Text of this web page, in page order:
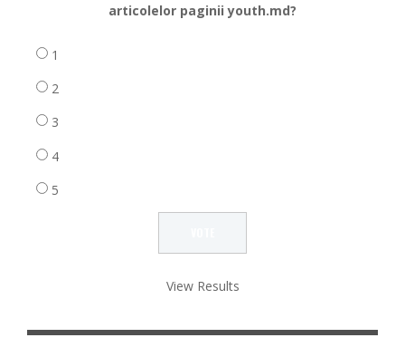
articolelor paginii youth.md?
1
2
3
4
5
View Results